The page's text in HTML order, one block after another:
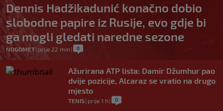
Dennis Hadžikadunić konačno dobio
slobodne papire iz Rusije, evo gdje bi
ga mogli gledati naredne sezone
NOGOMET| prije 22 min | 0
Ažurirana ATP lista: Damir Džumhur pao
dvije pozicije, Alcaraz se vratio na drugo
mjesto
TENIS| prije 1 h | 0